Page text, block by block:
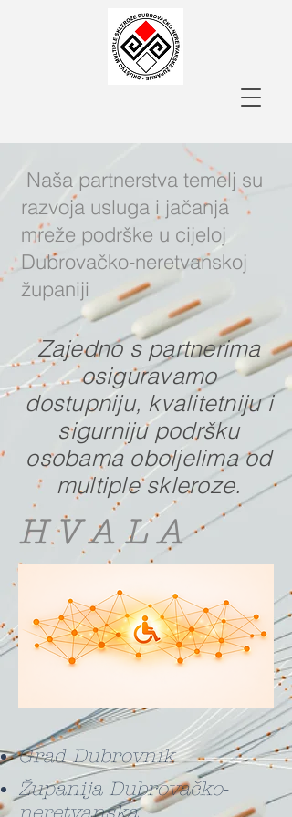
Naša partnerstva temelj su
razvoja usluga i jačanja
mreže podrške u cijeloj
Dubrovačko‑neretvanskoj
županiji
Zajedno s partnerima
osiguravamo
dostupniju, kvalitetniju i
sigurniju podršku
osobama oboljelima od
multiple skleroze.
H V A L A
Grad Dubrovnik
Županija Dubrovačko-
neretvanska